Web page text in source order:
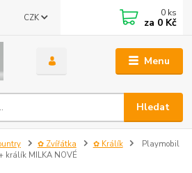
Menu
CZK
Hledat
0 ks
za 0 Kč
✿ Zvířátka ✿ Králík
Playmobil
králík MILKA NOVÉ